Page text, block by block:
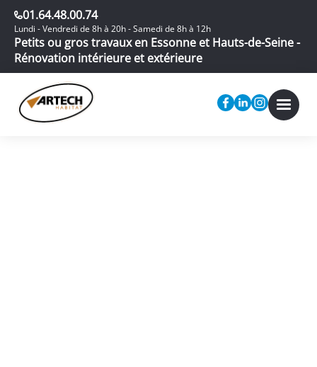
01.64.48.00.74
Lundi - Vendredi de 8h à 20h - Samedi de 8h à 12h
Petits ou gros travaux en Essonne et Hauts-de-Seine -
Rénovation intérieure et extérieure